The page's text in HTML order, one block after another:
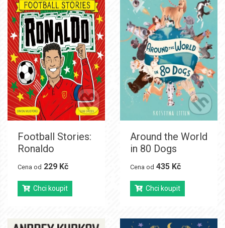
Football Stories:
Ronaldo
Cena od 229 Kč
Chci koupit
Around the World
in 80 Dogs
Cena od 435 Kč
Chci koupit